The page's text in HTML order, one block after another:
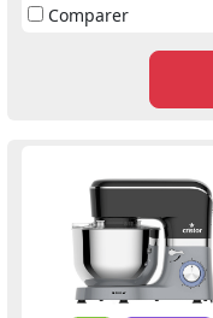
Comparer